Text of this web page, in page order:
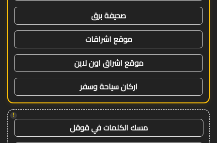
صحيفة برق
موقع اشراقات
موقع اشراق اون لاين
اركان سياحة وسفر
!
مسك الكلمات في قوقل